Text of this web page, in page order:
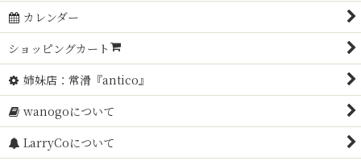
カレンダー
ショッピングカート
姉妹店：常滑『antico』
wanogoについて
LarryCoについて